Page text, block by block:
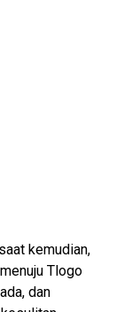
kemudian,
Tlogo
dan